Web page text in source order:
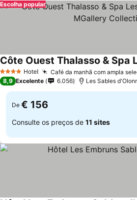
Escolha popular
4 EstrelasHotel Café da manhã com ampla
8,9 Excelente 6.056 Les Sables
De € 156
Consulte os preços de 11 sites